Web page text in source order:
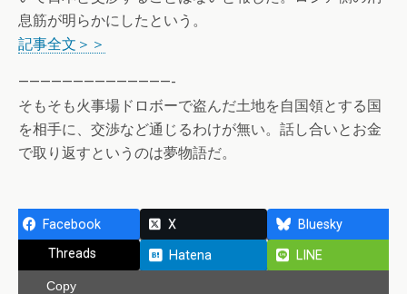
息筋が明らかにしたという。
記事全文＞＞
——————————————-
そもそも火事場ドロボーで盗んだ土地を自国領とする国
を相手に、交渉など通じるわけが無い。話し合いとお金
で取り返すというのは夢物語だ。
Facebook X
Bluesky
Threads
Hatena LINE
Copy